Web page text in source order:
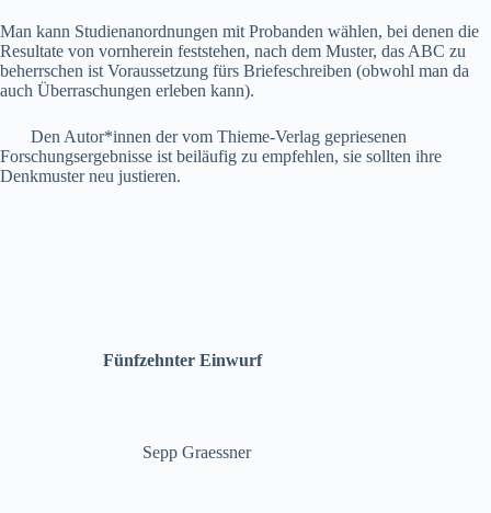
Man kann Studienanordnungen mit Probanden wählen, bei denen die
Resultate von vornherein feststehen, nach dem Muster, das ABC zu
beherrschen ist Voraussetzung fürs Briefeschreiben (obwohl man da
auch Überraschungen erleben kann).
Den Autor*innen der vom Thieme-Verlag gepriesenen
Forschungsergebnisse ist beiläufig zu empfehlen, sie sollten ihre
Denkmuster neu justieren.
Fünfzehnter Einwurf
Sepp Graessner